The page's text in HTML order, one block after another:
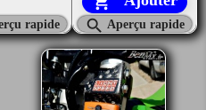
rapide  Aperçu rapide